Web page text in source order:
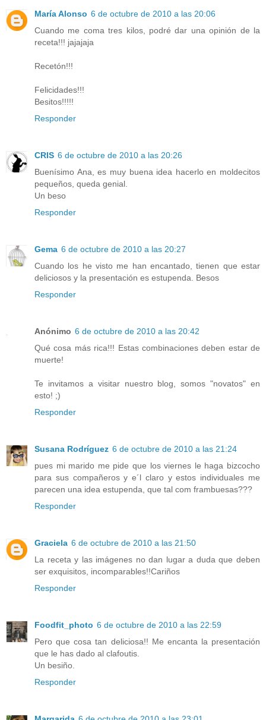
María Alonso 6 de octubre de 2010 a las 20:06
Cuando me coma tres kilos, podré dar una opinión de la
receta!!! jajajaja
Recetón!!!
Felicidades!!!
Besitos!!!!!
Responder
CRIS 6 de octubre de 2010 a las 20:26
Buenísimo Ana, es muy buena idea hacerlo en moldecitos
pequeños, queda genial.
Un beso
Responder
Gema 6 de octubre de 2010 a las 20:27
Cuando los he visto me han encantado, tienen que estar
deliciosos y la presentación es estupenda. Besos
Responder
Anónimo 6 de octubre de 2010 a las 20:42
Qué cosa más rica!!! Estas combinaciones deben estar de
muerte!
Te invitamos a visitar nuestro blog, somos "novatos" en
esto! ;)
Responder
Susana Rodríguez 6 de octubre de 2010 a las 21:24
pues mi marido me pide que los viernes le haga bizcocho
para sus compañeros y e´l claro y estos individuales me
parecen una idea estupenda, que tal com frambuesas???
Responder
Graciela 6 de octubre de 2010 a las 21:50
La receta y las imágenes no dan lugar a duda que deben
ser exquisitos, incomparables!!Cariños
Responder
Foodfit_photo 6 de octubre de 2010 a las 22:59
Pero que cosa tan deliciosa!! Me encanta la presentación
que le has dado al clafoutis.
Un besiño.
Responder